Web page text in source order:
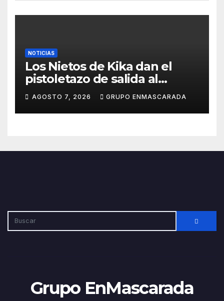
NOTICIAS
Los Nietos de Kika dan el
pistoletazo de salida al
Carnaval 2027 con el inicio de
sus ensayos
AGOSTO 7, 2026 GRUPO ENMASCARADA
Grupo EnMascarada